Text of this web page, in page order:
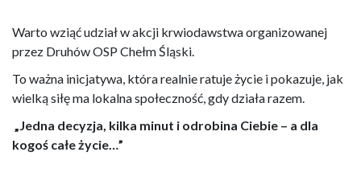
Warto wziąć udział w akcji krwiodawstwa organizowanej
przez Druhów OSP Chełm Śląski.
To ważna inicjatywa, która realnie ratuje życie i pokazuje, jak
wielką siłę ma lokalna społeczność, gdy działa razem.
„Jedna decyzja, kilka minut i odrobina Ciebie – a dla
kogoś całe życie…”